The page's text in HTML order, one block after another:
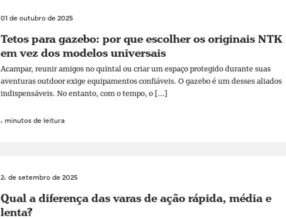
01 de outubro de 2025
Tetos para gazebo: por que escolher os originais NTK
em vez dos modelos universais
Acampar, reunir amigos no quintal ou criar um espaço protegido durante suas
aventuras outdoor exige equipamentos confiáveis. O gazebo é um desses aliados
indispensáveis. No entanto, com o tempo, o [...]
4 minutos de leitura
24 de setembro de 2025
Qual a diferença das varas de ação rápida, média e
lenta?